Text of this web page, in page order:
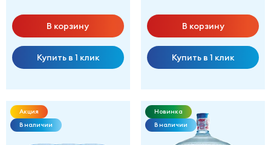
В корзину
Купить в 1 клик
В корзину
Купить в 1 клик
Акция
В наличии
Новинка
В наличии